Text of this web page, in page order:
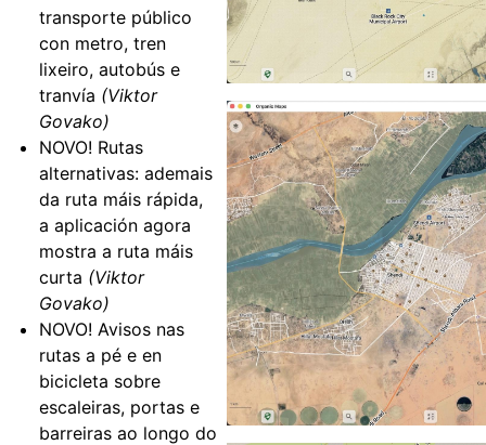
transporte público
con metro, tren
lixeiro, autobús e
tranvía (Viktor
Govako)
NOVO! Rutas
alternativas: ademais
da ruta máis rápida,
a aplicación agora
mostra a ruta máis
curta (Viktor
Govako)
NOVO! Avisos nas
rutas a pé e en
bicicleta sobre
escaleiras, portas e
barreiras ao longo do